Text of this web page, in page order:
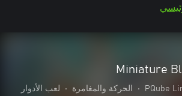
Miniature
PQube
• الحركة والمغامرة • لعب الأدوار